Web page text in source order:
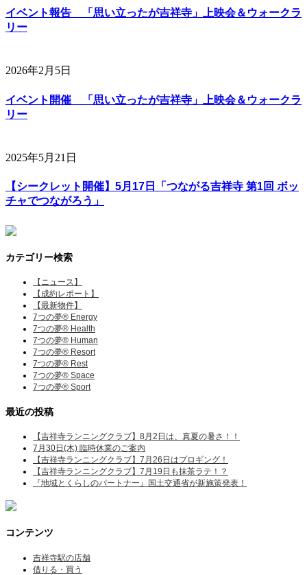
イベント報告 「思い立ったが吉祥寺」上映会＆ウォークラ
リー
2026年2月5日
イベント開催 「思い立ったが吉祥寺」上映会＆ウォークラ
リー
2025年5月21日
【シークレット開催】5月17日「つながる吉祥寺 第1回 ボッ
チャでつながろう」
カテゴリー検索
【ニュース】
【成約レポート】
【最新物件】
7つの夢® Energy
7つの夢® Health
7つの夢® Human
7つの夢® Resort
7つの夢® Rest
7つの夢® Space
7つの夢® Sport
最近の投稿
【吉祥寺ランニングクラブ】8月2日は、真夏の暑さ！！
7月30日(木) 臨時休業のご案内
【吉祥寺ランニングクラブ】7月26日はプロギング！
【吉祥寺ランニングクラブ】7月19日も抹茶ラテ！？
『地域とくらしのパートナー』国土交通省が新施策発表！
コンテンツ
吉祥寺駅の店舗
借りる・買う